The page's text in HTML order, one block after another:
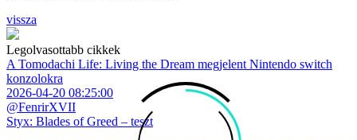
vissza
Legolvasottabb cikkek
A Tomodachi Life: Living the Dream megjelent Nintendo switch
konzolokra
2026-04-20 08:25:00
@FenrirXVII
Styx: Blades of Greed – teszt